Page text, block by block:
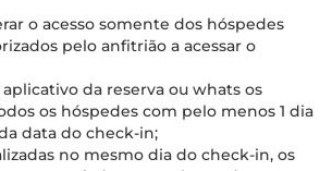
o acesso somente dos hóspedes
pelo anfitrião a acessar o
da reserva ou whats os
os hóspedes com pelo menos 1 dia
data do check-in;
no mesmo dia do check-in, os